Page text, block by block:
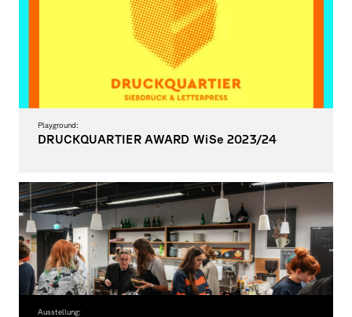
Playground:
DRUCKQUARTIER AWARD WiSe 2023/24
Ausstellung: